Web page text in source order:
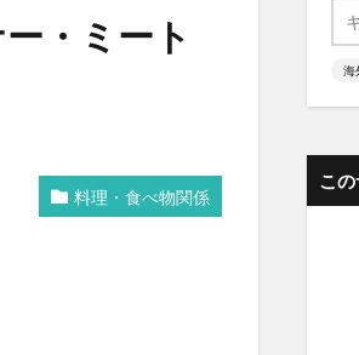
・ミート
料理・食べ物関係
海
こ